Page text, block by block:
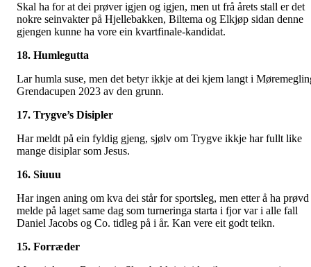
Skal ha for at dei prøver igjen og igjen, men ut frå årets stall er det
nokre seinvakter på Hjellebakken, Biltema og Elkjøp sidan denne
gjengen kunne ha vore ein kvartfinale-kandidat.
18. Humlegutta
Lar humla suse, men det betyr ikkje at dei kjem langt i
Grendacupen 2023 av den grunn.
17. Trygve’s Disipler
Har meldt på ein fyldig gjeng, sjølv om Trygve ikkje har fullt like
mange disiplar som Jesus.
16. Siuuu
Har ingen aning om kva dei står for sportsleg, men etter å ha prøvd
melde på laget same dag som turneringa starta i fjor var i alle fall
Daniel Jacobs og Co. tidleg på i år. Kan vere eit godt teikn.
15. Forræder